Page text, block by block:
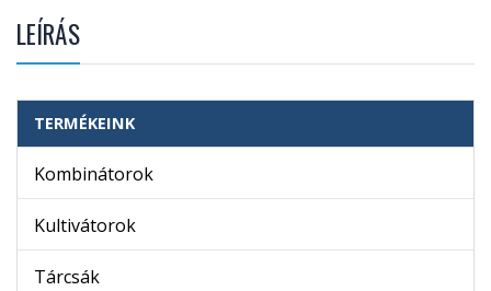
LEÍRÁS
TERMÉKEINK
Kombinátorok
Kultivátorok
Tárcsák